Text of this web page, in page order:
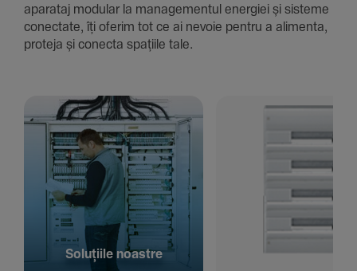
aparataj modular la managementul energiei și sisteme
conec­tate, îți oferim tot ce ai nevoie pentru a alimenta,
proteja și conecta spațiile tale.
Solu­țiile noastre